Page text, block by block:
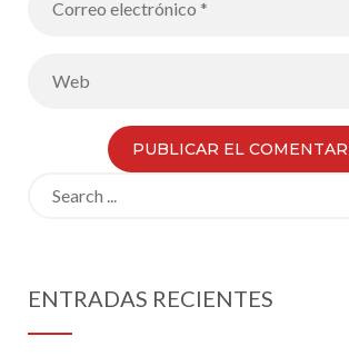
ENTRADAS RECIENTES